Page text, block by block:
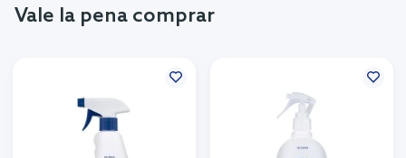
Vale la pena comprar